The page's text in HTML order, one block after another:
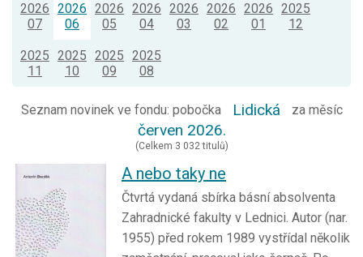
2026
07
2026
06
2026
05
2026
04
2026
03
2026
02
2026
01
2025
12
2025
11
2025
10
2025
09
2025
08
Seznam novinek ve fondu: pobočka Lidická za měsíc
červen 2026.
(Celkem 3 032 titulů)
A nebo taky ne
Čtvrtá vydaná sbírka básní absolventa
Zahradnické fakulty v Lednici. Autor (nar.
1955) před rokem 1989 vystřídal několik